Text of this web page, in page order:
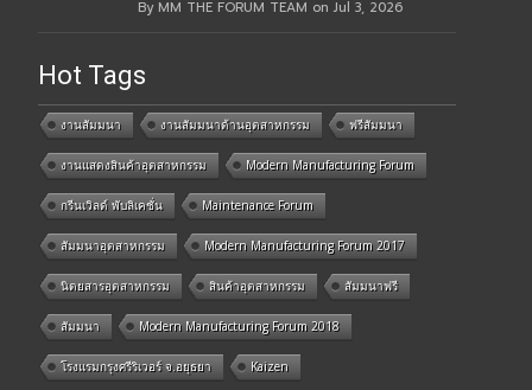
By MM THE FORUM TEAM on Jul 3, 2026
Hot Tags
งานสัมมนา งานสัมมนาด้านอุตสาหกรรม ฟรีสัมมนา
งานแสดงสินค้าอุตสาหกรรม Modern Manufacturing Forum
กรีนเวิลด์ พับลิเคชั่น Maintenance Forum
สัมมนาอุตสาหกรรม Modern Manufacturing Forum 2017
นิตยสารอุตสาหกรรม สินค้าอุตสาหกรรม สัมมนาฟรี
สัมมนา Modern Manufacturing Forum 2018
โรงแรมกรุงศรีริเวอร์ จ.อยุธยา Kaizen